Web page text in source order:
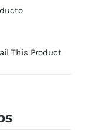
This Product